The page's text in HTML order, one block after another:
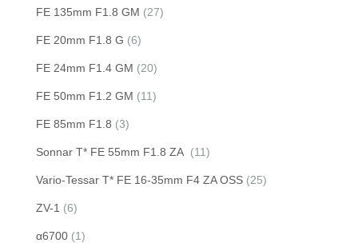
FE 135mm F1.8 GM (27)
FE 20mm F1.8 G (6)
FE 24mm F1.4 GM (20)
FE 50mm F1.2 GM (11)
FE 85mm F1.8 (3)
Sonnar T* FE 55mm F1.8 ZA (11)
Vario-Tessar T* FE 16-35mm F4 ZA OSS (25)
ZV-1 (6)
α6700 (1)